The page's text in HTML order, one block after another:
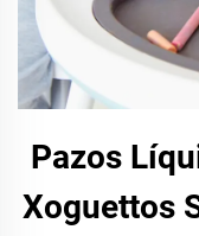
Pazos
Xoguettos